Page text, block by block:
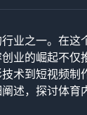
业之一。在
业的崛起不
术到短视频
述，探讨体